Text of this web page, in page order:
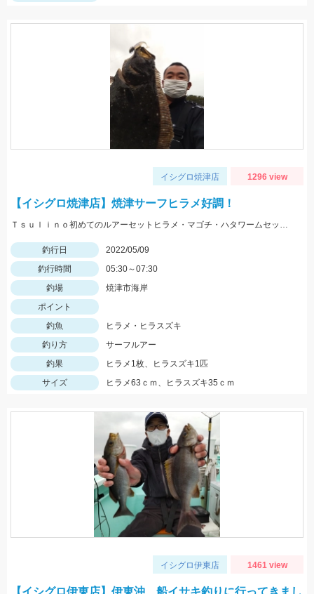
イシグロ焼津店 1296 view
【イシグロ焼津店】焼津サーフヒラメ好調！
Ｔｓｕｌｉｎｏ初めてのルアーセットヒラメ・マゴチ・ハタワームセットにヒット！連休前からヒラメが上がってます！
釣行日
2022/05/09
釣行時間
05:30～07:30
釣場
焼津市海岸
ポイント
釣魚
ヒラメ・ヒラスズキ
釣り方
サーフルアー
釣果
ヒラメ1枚、ヒラスズキ1匹
サイズ
ヒラメ63ｃｍ、ヒラスズキ35ｃｍ
イシグロ伊東店 1461 view
【イシグロ伊東店】伊東沖 船イサキ釣りに行ってきまし